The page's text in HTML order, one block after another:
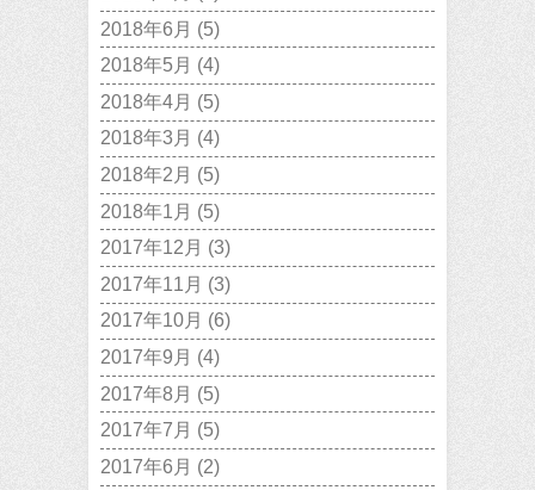
2018年6月 (5)
2018年5月 (4)
2018年4月 (5)
2018年3月 (4)
2018年2月 (5)
2018年1月 (5)
2017年12月 (3)
2017年11月 (3)
2017年10月 (6)
2017年9月 (4)
2017年8月 (5)
2017年7月 (5)
2017年6月 (2)